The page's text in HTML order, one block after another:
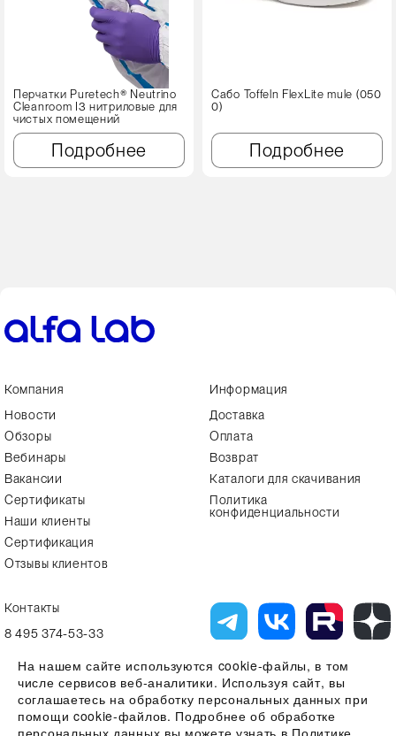
Перчатки Puretech® Neutrino
Cleanroom I3 нитриловые для
чистых помещений
Подробнее
Сабо Toffeln FlexLite mule (050
0)
Подробнее
Компания
Новости
Обзоры
Вебинары
Вакансии
Сертификаты
Наши клиенты
Сертификация
Отзывы клиентов
Информация
Доставка
Оплата
Возврат
Каталоги для скачивания
Политика
конфиденциальности
Контакты
8 495 374-53-33
Вся представленная на сайте информация, касающаяся технических
характеристик, наличия на складе, стоимости товаров, носит
На нашем сайте используются cookie-файлы, в том
числе сервисов веб-аналитики. Используя сайт, вы
соглашаетесь на обработку персональных данных при
помощи cookie-файлов. Подробнее об обработке
персональных данных вы можете узнать в Политике